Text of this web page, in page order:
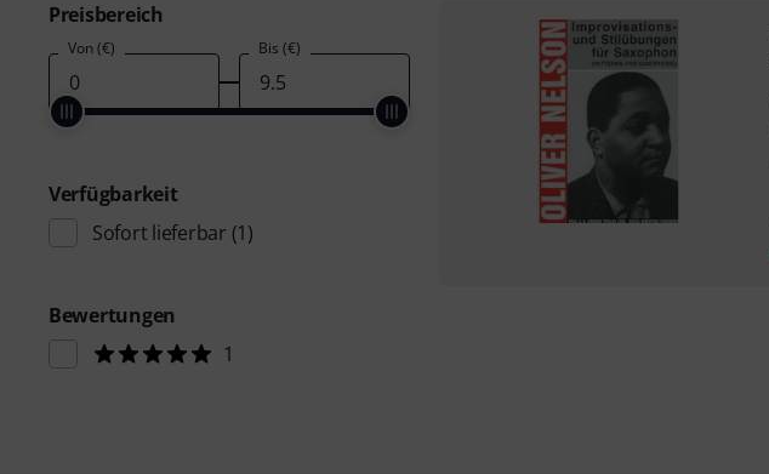
Preisbereich
Von (€) Bis (€)
Verfügbarkeit
Sofort lieferbar (1)
Bewertungen
1